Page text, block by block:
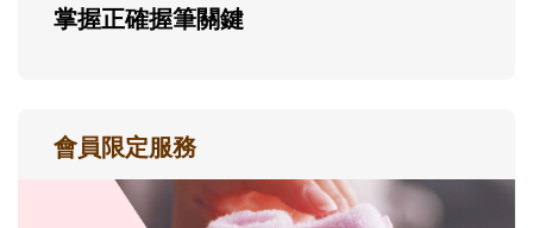
掌握正確握筆關鍵
會員限定服務